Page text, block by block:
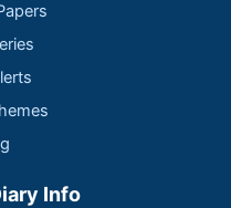
Info